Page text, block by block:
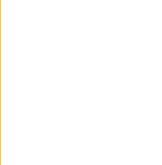
Il Catania certifica la